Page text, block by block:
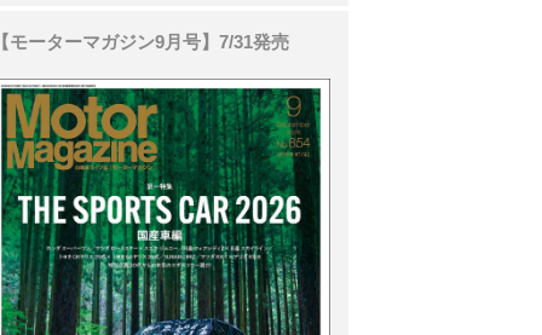
【モーターマガジン9月号】7/31発売